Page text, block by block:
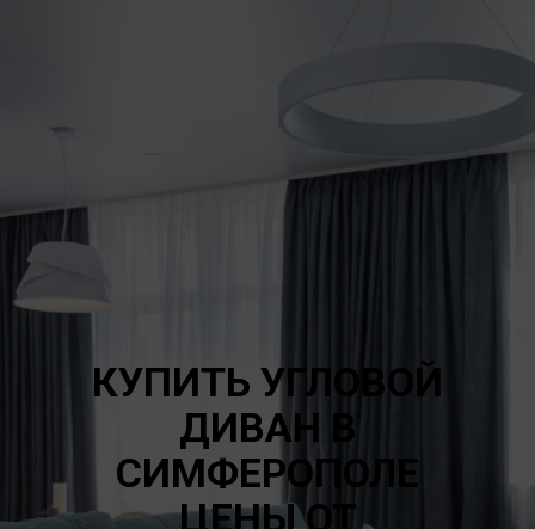
КУПИТЬ УГЛОВОЙ
ДИВАН В
СИМФЕРОПОЛЕ
ЦЕНЫ ОТ